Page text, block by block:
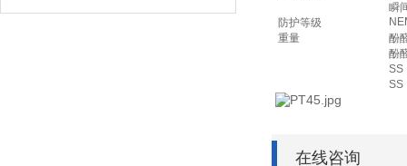
瞬
防护等级
重量
酚
酚
SS
SS
在线咨询